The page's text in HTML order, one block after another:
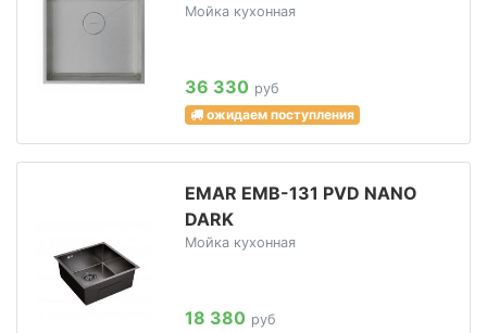
Мойка кухонная
36 330 руб
ожидаем поступления
EMAR EMB-131 PVD NANO
DARK
Мойка кухонная
18 380 руб